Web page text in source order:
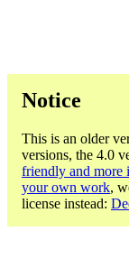
Notice
This is an older
versions, the 4.0
friendly and more
your own work,
license instead: